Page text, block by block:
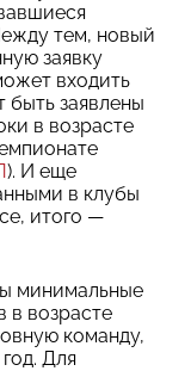
тем, новый
заявку
входить
быть заявлены
в возрасте
). И еще
в клубы
итого —
минимальные
в возрасте
команду,
Для